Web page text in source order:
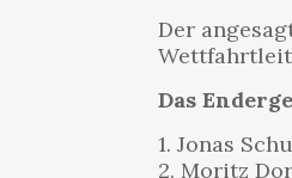
Der
Das
1. Jonas
2. Moritz